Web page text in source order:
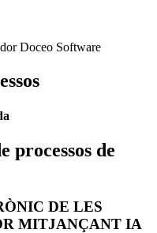
processos de
DE LES
MITJANÇANT IA